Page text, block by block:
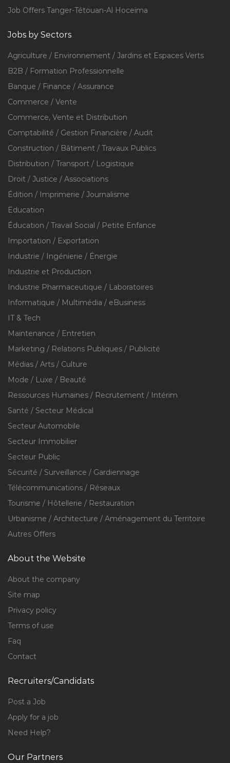
Job Offers Tanger-Tétouan-Al Hoceïma
Jobs by Sectors
Agriculture / Environnement / Jardins et Espaces Verts
B2B / Formation Professionnelle
Banque / Finance / Assurance
Commerce / Vente
Commerce, Vente et Distribution
Comptabilité / Gestion Financière / Audit
Construction / Bâtiment / Travaux Publics
Distribution / Transport / Logistique
Droit / Justice / Associations
Édition / Imprimerie / Journalisme
Education
Éducation / Travail Social / Petite Enfance
Importation / Exportation
Industrie / Ingénierie / Énergie
Industrie et Production
Industrie Pharmaceutique / Laboratoires
Informatique / Multimédia / eBusiness
IT & Tech
Maintenance / Entretien
Marketing / Relations Publiques / Publicité
Médias / Arts / Culture
Mode / Luxe / Beauté
Ressources Humaines / Recrutement / Intérim
Santé / Secteur Médical
Secteur Automobile
Secteur Immobilier
Secteur Public
Sécurité / Surveillance / Gardiennage
Télécommunications / Réseaux
Tourisme / Hôtellerie / Restauration
Urbanisme / Architecture / Aménagement du Territoire
Autres Offers
About the Website
About the company
Site map
Privacy policy
Terms of use
Faq
Contact
Recruiters/Candidats
Post a Job
Apply for a job
Need Help?
Our Partners